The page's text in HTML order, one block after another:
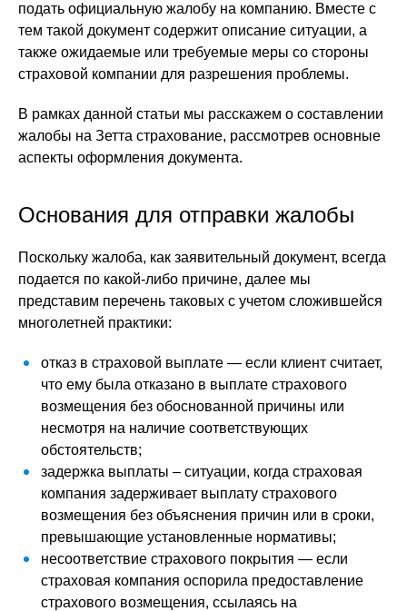
подать официальную жалобу на компанию. Вместе с
тем такой документ содержит описание ситуации, а
также ожидаемые или требуемые меры со стороны
страховой компании для разрешения проблемы.
В рамках данной статьи мы расскажем о составлении
жалобы на Зетта страхование, рассмотрев основные
аспекты оформления документа.
Основания для отправки жалобы
Поскольку жалоба, как заявительный документ, всегда
подается по какой-либо причине, далее мы
представим перечень таковых с учетом сложившейся
многолетней практики:
отказ в страховой выплате — если клиент считает,
что ему была отказано в выплате страхового
возмещения без обоснованной причины или
несмотря на наличие соответствующих
обстоятельств;
задержка выплаты – ситуации, когда страховая
компания задерживает выплату страхового
возмещения без объяснения причин или в сроки,
превышающие установленные нормативы;
несоответствие страхового покрытия — если
страховая компания оспорила предоставление
страхового возмещения, ссылаясь на